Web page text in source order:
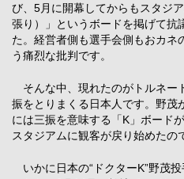
び、5月に開幕してからもスタジ
張り）」というボードを掲げて抗
た。経営者側も選手会側もおカネ
う痛烈な批判です。
そんな中、現れたのがトルネー
振をとりまくる日本人です。野茂
には三振を意味する「K」ボード
スタジアムに観客が戻り始めたの
いかに日本の“ドクターK”野茂